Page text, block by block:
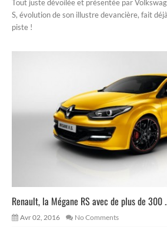
Tout juste dévoilée et présentée par
S, évolution de son illustre devancière, fait
piste !
Renault, la Mégane RS avec de plus de 300
Avr 02, 2016 No Comments